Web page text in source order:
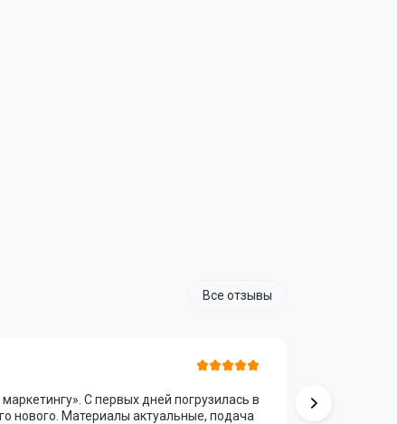
Все отзывы
С первых дней погрузилась в
нового. Материалы актуальные, подача